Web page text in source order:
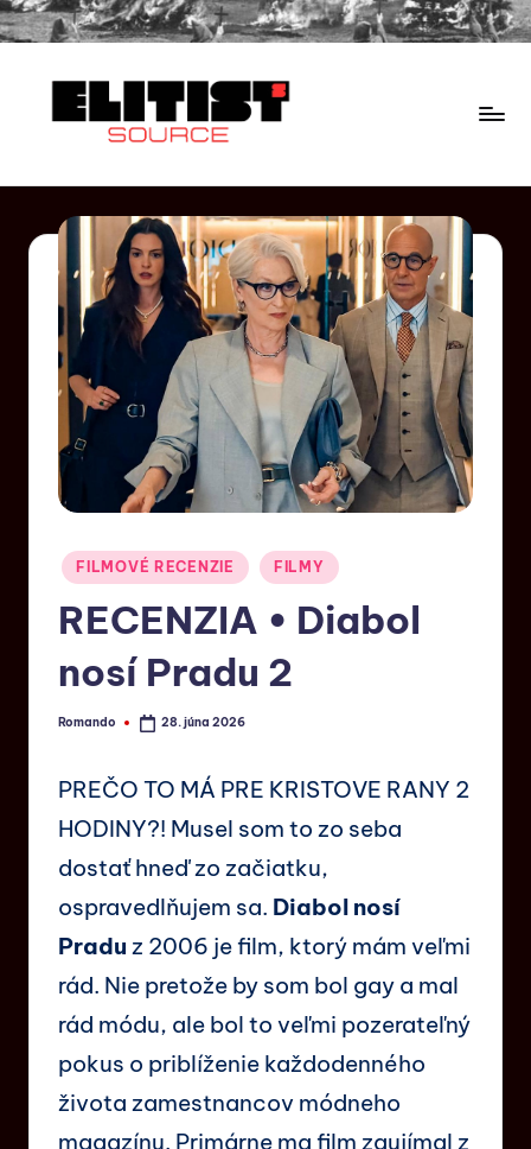
FILMOVÉ RECENZIE FILMY
RECENZIA • Diabol
nosí Pradu 2
Romando 28. júna 2026
PREČO TO MÁ PRE KRISTOVE RANY 2
HODINY?! Musel som to zo seba
dostať hneď zo začiatku,
ospravedlňujem sa. Diabol nosí
Pradu z 2006 je film, ktorý mám veľmi
rád. Nie pretože by som bol gay a mal
rád módu, ale bol to veľmi pozerateľný
pokus o priblíženie každodenného
života zamestnancov módneho
magazínu. Primárne ma film zaujímal z